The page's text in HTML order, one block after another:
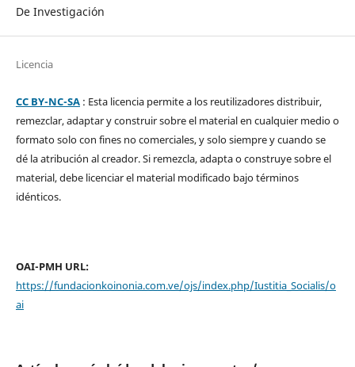
De Investigación
Licencia
CC BY-NC-SA: Esta licencia permite a los reutilizadores distribuir,
remezclar, adaptar y construir sobre el material en cualquier medio o
formato solo con fines no comerciales, y solo siempre y cuando se
dé la atribución al creador. Si remezcla, adapta o construye sobre el
material, debe licenciar el material modificado bajo términos
idénticos.
OAI-PMH URL:
https://fundacionkoinonia.com.ve/ojs/index.php/Iustitia_Socialis/o
ai